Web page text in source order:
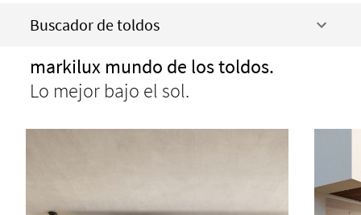
Buscador de toldos
markilux mundo de los toldos.
Lo mejor bajo el sol.